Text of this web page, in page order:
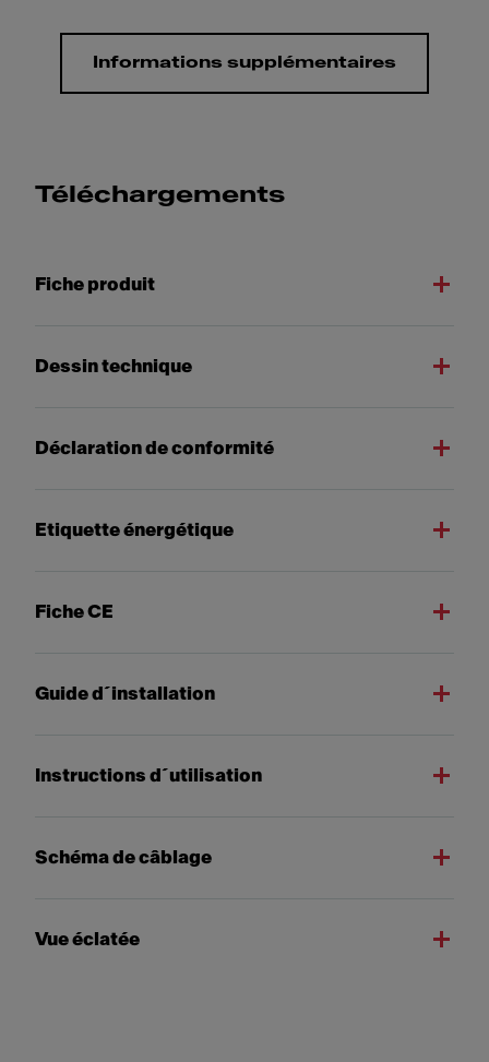
Informations supplémentaires
Téléchargements
Fiche produit
Dessin technique
Déclaration de conformité
Etiquette énergétique
Fiche CE
Guide d´installation
Instructions d´utilisation
Schéma de câblage
Vue éclatée